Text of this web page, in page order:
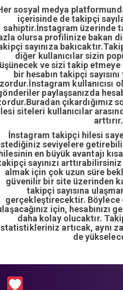
sosyal medya
içerisinde de takipçi
sahiptir.İnstagram üzerinde
olursa profilinize bakan
sayınıza
diğer kullanıcılar sizin
ve sizi takip etmeye
bir hesabın takipçi
kullanıcısı
paylaşsanızda
çıkardığımız
siteleri kullanıcılar
arttırır.
İnstagram takipçi hilesi
seviyelere
en büyük avantajı
sayınızı
almak için çok uzun süre
güvenilir bir site üzerinden
takipçi sayısına
gerçekleştirecektir. Böylece
için, hesabınızı
daha kolay olucaktır.
artıcak, aynı
de